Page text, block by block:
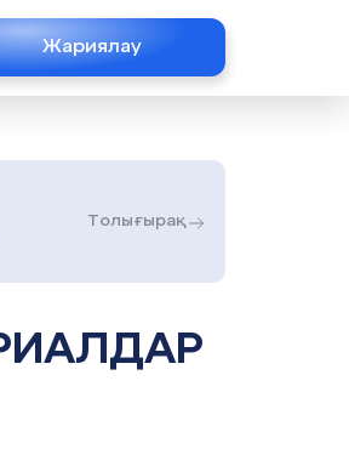
Жариялау
Толығырақ